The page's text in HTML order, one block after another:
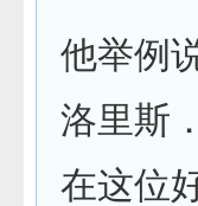
他举例
洛里斯
在这位